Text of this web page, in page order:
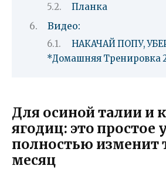
Планка
Видео:
НАКАЧАЙ ПОПУ,
*Домашняя Тренировка 2
Для осиной талии и
ягодиц: это простое
полностью изменит
месяц